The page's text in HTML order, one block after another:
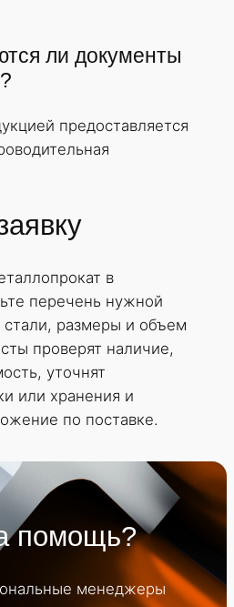
ли документы
предоставляется
в
перечень нужной
размеры и объем
проверят наличие,
уточнят
или хранения и
по поставке.
помощь?
менеджеры